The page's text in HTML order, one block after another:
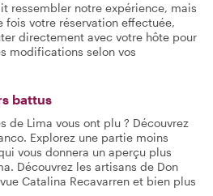
ressembler notre expérience, mais
fois votre réservation effectuée,
directement avec votre hôte pour
modifications selon vos
battus
de Lima vous ont plu ? Découvrez
Explorez une partie moins
vous donnera un aperçu plus
Découvrez les artisans de Don
Catalina Recavarren et bien plus